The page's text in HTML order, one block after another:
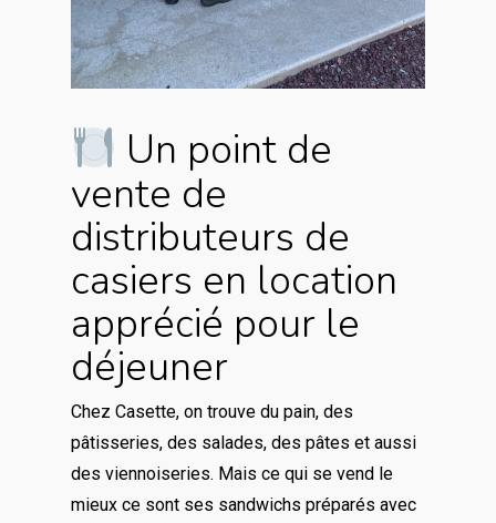
Un point de
vente de
distributeurs de
casiers en location
apprécié pour le
déjeuner
Chez Casette, on trouve du pain, des
pâtisseries, des salades, des pâtes et aussi
des viennoiseries. Mais ce qui se vend le
mieux ce sont ses sandwichs préparés avec